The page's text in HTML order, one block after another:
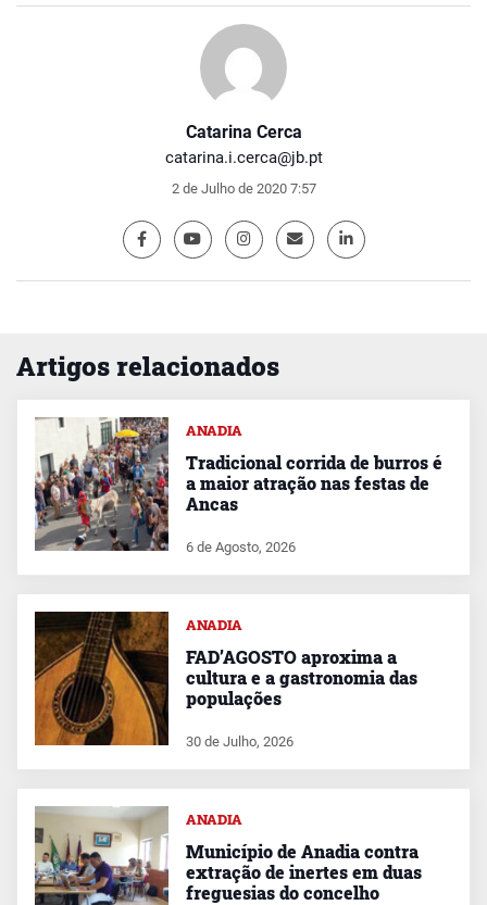
Catarina Cerca
catarina.i.cerca@jb.pt
2 de Julho de 2020 7:57
Artigos relacionados
ANADIA
Tradicional corrida de burros é
a maior atração nas festas de
Ancas
6 de Agosto, 2026
ANADIA
FAD’AGOSTO aproxima a
cultura e a gastronomia das
populações
30 de Julho, 2026
ANADIA
Município de Anadia contra
extração de inertes em duas
freguesias do concelho